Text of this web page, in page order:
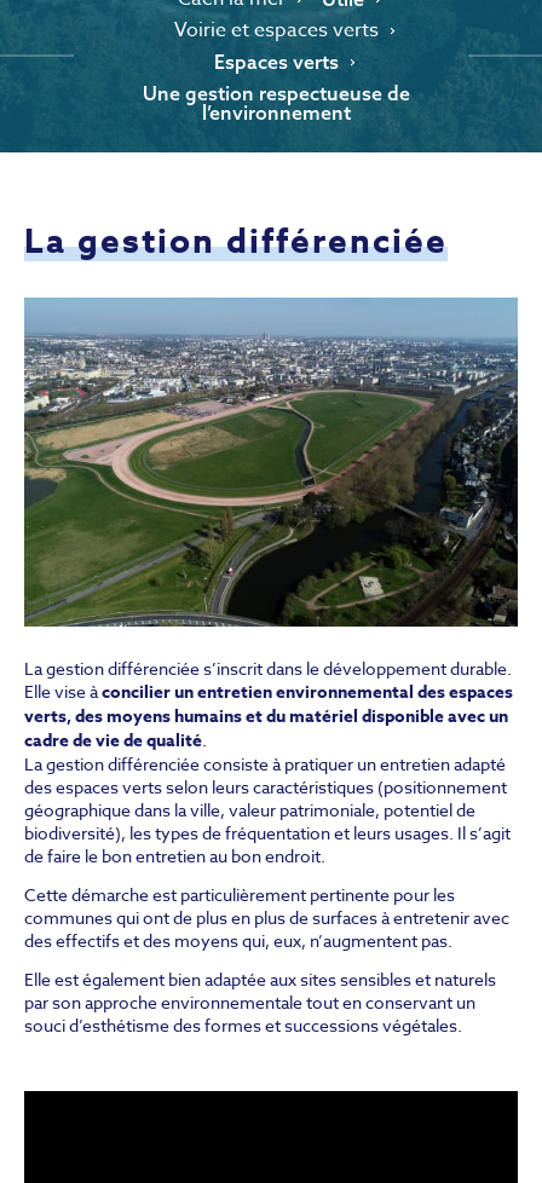
Voirie et espaces verts
Espaces verts
Une gestion respectueuse de
l’environnement
La gestion différenciée
La gestion différenciée s’inscrit dans le développement durable.
Elle vise àconcilier un entretien environnemental des espaces
verts, des moyens humains et du matériel disponible avec un
cadre de vie de qualité.
La gestion différenciée consiste à pratiquer un entretien adapté
des espaces verts selon leurs caractéristiques (positionnement
géographique dans la ville, valeur patrimoniale, potentiel de
biodiversité), les types de fréquentation et leurs usages. Il s’agit
de faire le bon entretien au bon endroit.
Cette démarche est particulièrement pertinente pour les
communes qui ont de plus en plus de surfaces à entretenir avec
des effectifs et des moyens qui, eux, n’augmentent pas.
Elle est également bien adaptée aux sites sensibles et naturels
par son approche environnementale tout en conservant un
souci d’esthétisme des formes et successions végétales.